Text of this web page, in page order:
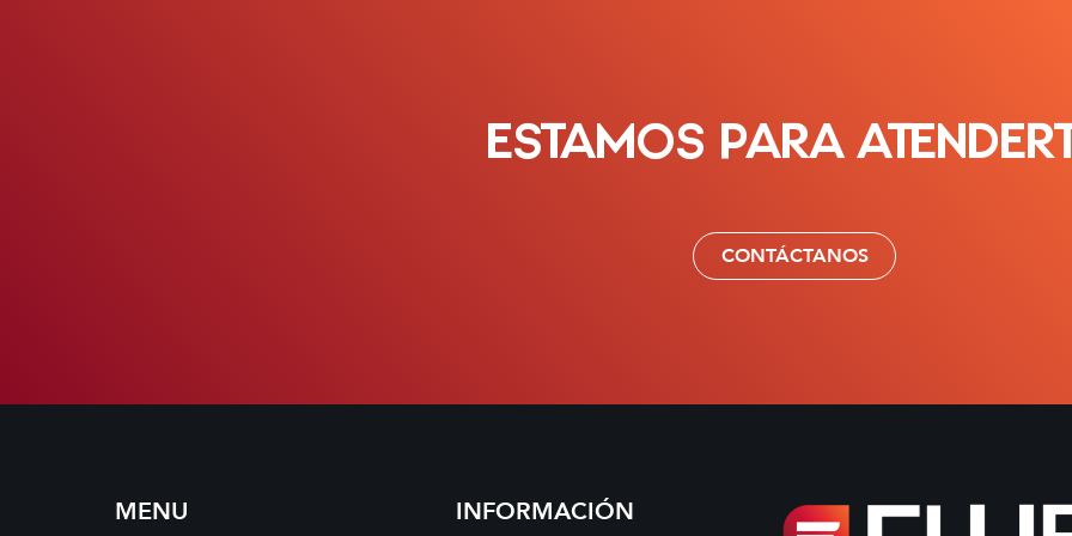
ESTAMOS PARA
CONTÁCTANOS
MENU INFORMACIÓN